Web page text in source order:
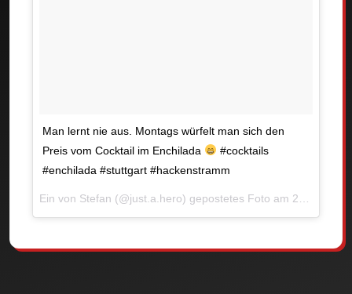
Man lernt nie aus. Montags würfelt man sich den
Preis vom Cocktail im Enchilada
#cocktails
#enchilada #stuttgart #hackenstramm
Ein von Stefan (@just.a.hero) gepostetes Foto am 21. Dez 2015 um 14:18 Uhr